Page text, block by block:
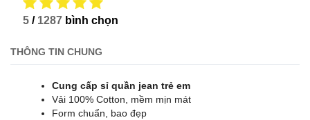
5 / 1287 bình chọn
THÔNG TIN CHUNG
Cung cấp sỉ quần jean trẻ em
Vải 100% Cotton, mềm mịn mát
Form chuẩn, bao đẹp